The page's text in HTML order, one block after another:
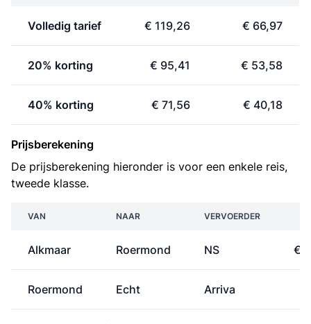
Volledig tarief € 119,26 € 66,97
20% korting € 95,41 € 53,58
40% korting € 71,56 € 40,18
Prijsberekening
De prijsberekening hieronder is voor een enkele reis,
tweede klasse.
VAN NAAR VERVOERDER
Alkmaar Roermond NS €
Roermond Echt Arriva